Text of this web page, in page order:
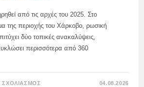
από τις αρχές του 2025. Στο
της περιοχής του Χάρκοβο, ρωσική
δύο τοπικές ανακαλύψεις,
περισσότερα από 360
ΣΧΟΛΙΑΣΜΌΣ 04.08.2026